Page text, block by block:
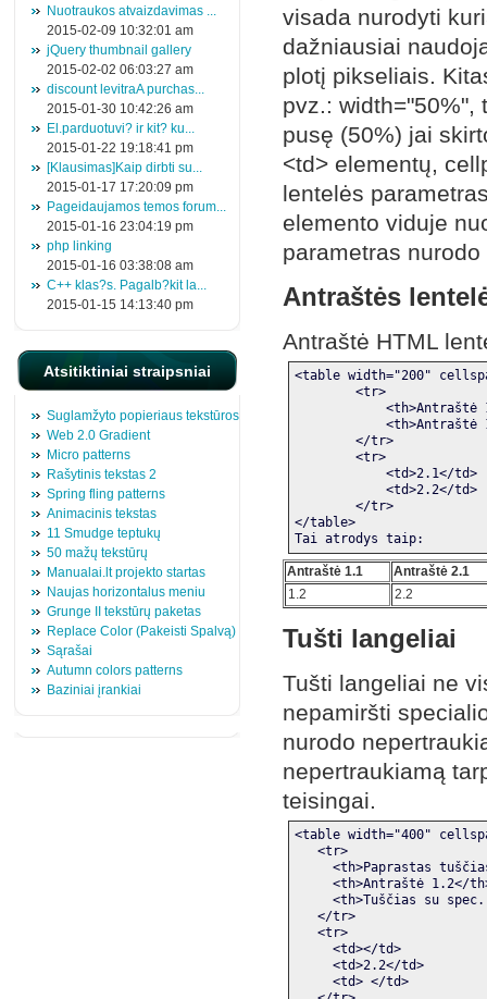
Nuotraukos atvaizdavimas ...
2015-02-09 10:32:01 am
jQuery thumbnail gallery
2015-02-02 06:03:27 am
discount levitraA purchas...
2015-01-30 10:42:26 am
El.parduotuvi? ir kit? ku...
2015-01-22 19:18:41 pm
[Klausimas]Kaip dirbti su...
2015-01-17 17:20:09 pm
Pageidaujamos temos forum...
2015-01-16 23:04:19 pm
php linking
2015-01-16 03:38:08 am
C++ klas?s. Pagalb?kit la...
2015-01-15 14:13:40 pm
Atsitiktiniai straipsniai
Suglamžyto popieriaus tekstūros
Web 2.0 Gradient
Micro patterns
Rašytinis tekstas 2
Spring fling patterns
Animacinis tekstas
11 Smudge teptukų
50 mažų tekstūrų
Manualai.lt projekto startas
Naujas horizontalus meniu
Grunge II tekstūrų paketas
Replace Color (Pakeisti Spalvą)
Sąrašai
Autumn colors patterns
Baziniai įrankiai
visada nurodyti
dažniausiai
plotį pikseliais.
pvz.:
pusę (50%) jai
<td> elementų,
lentelės
elemento viduje
parametras
Antraštės
Antraštė HTML
<table width="200"
        <tr>
<th>Antraštė
<th>Antraštė
        </tr>
        <tr>
            <td>2.1</td>
            <td>2.2</td>
        </tr>
</table>
Tai atrodys taip:
Antraštė 1.1
Antraštė 2.1
1.2
2.2
Tušti langeliai
Tušti langeliai ne
nepamiršti
nurodo
nepertraukiamą
teisingai.
<table width="400"
   <tr>
<th>Paprastas
<th>Antraštė 1.2</
<th>Tuščias su
   </tr>
   <tr>
     <td></td>
     <td>2.2</td>
     <td> </td>